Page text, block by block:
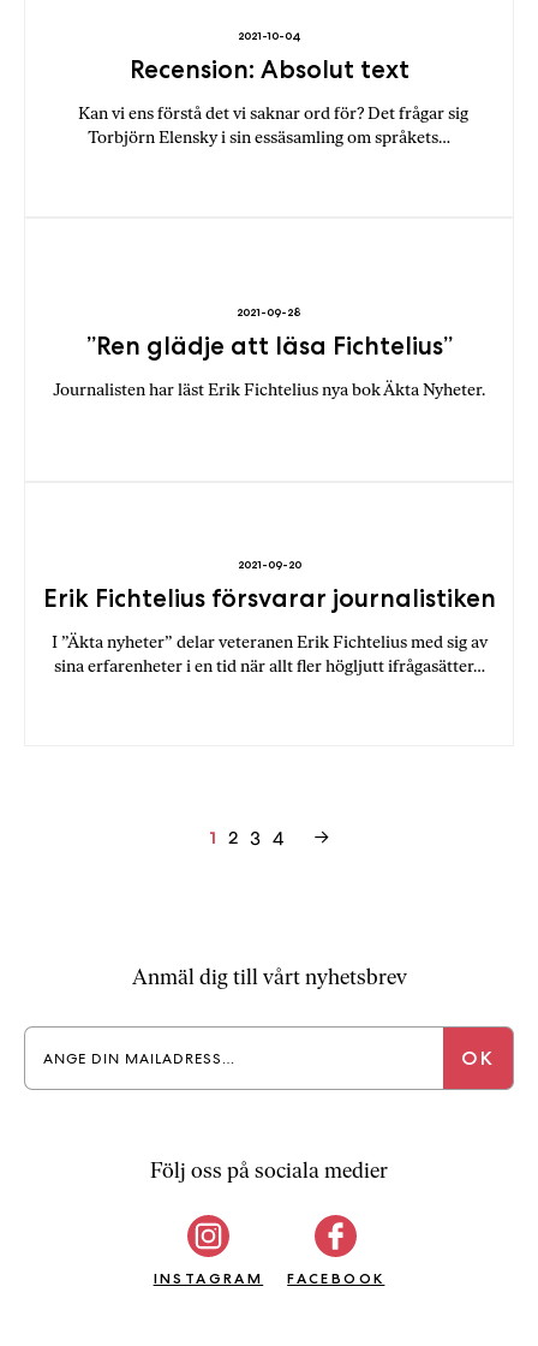
2021-10-04
Recension: Absolut text
Kan vi ens förstå det vi saknar ord för? Det frågar sig
Torbjörn Elensky i sin essäsamling om språkets…
2021-09-28
”Ren glädje att läsa Fichtelius”
Journalisten har läst Erik Fichtelius nya bok Äkta Nyheter.
2021-09-20
Erik Fichtelius försvarar journalistiken
I ”Äkta nyheter” delar veteranen Erik Fichtelius med sig av
sina erfarenheter i en tid när allt fler högljutt ifrågasätter…
1 2 3 4 →
Anmäl dig till vårt nyhetsbrev
Följ oss på sociala medier
INSTAGRAM FACEBOOK